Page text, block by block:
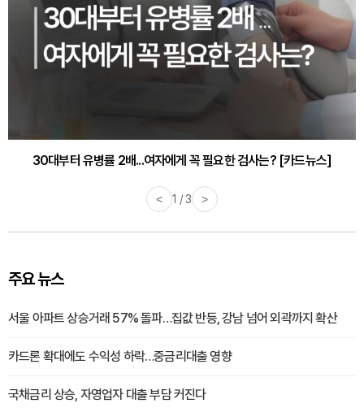
30대부터 유병률 2배...여자에게 꼭 필요한 검사는? [카드뉴스]
< 2 / 3 >
주요 뉴스
서울 아파트 상승거래 57% 돌파…집값 반등, 강남 넘어 외곽까지 확산
카드론 확대에도 수익성 하락…중금리대출 영향
국채금리 상승, 자영업자 대출 부담 커진다